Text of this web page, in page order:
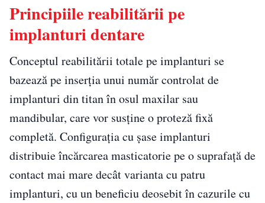
Principiile reabilitării pe
implanturi dentare
Conceptul reabilitării totale pe implanturi se
bazează pe inserția unui număr controlat de
implanturi din titan în osul maxilar sau
mandibular, care vor susține o proteză fixă
completă. Configurația cu șase implanturi
distribuie încărcarea masticatorie pe o suprafață de
contact mai mare decât varianta cu patru
implanturi, cu un beneficiu deosebit în cazurile cu